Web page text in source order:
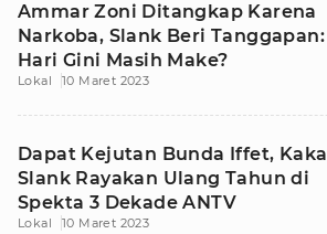
Ammar Zoni Ditangkap Karena
Narkoba, Slank Beri Tanggapan:
Hari Gini Masih Make?
Lokal 10 Maret 2023
Dapat Kejutan Bunda Iffet, Kaka
Slank Rayakan Ulang Tahun di
Spekta 3 Dekade ANTV
Lokal 10 Maret 2023